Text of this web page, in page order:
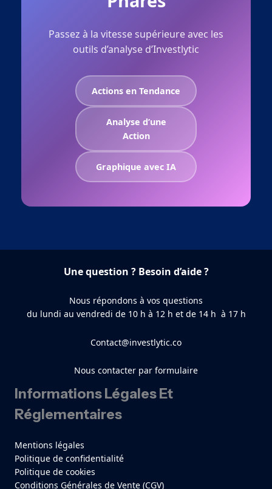
Passez à la vitesse supérieure avec les
outils d’analyse d’Investlytic
Actions en Tendance
Analyse d’une
Action
Graphique avec IA
Une question ? Besoin d’aide ?
Nous répondons à vos questions
du lundi au vendredi de 10 h à 12 h et de 14 h à 17 h
Contact@investlytic.co
Nous contacter par formulaire
Informations Légales Et
Réglementaires
Mentions légales
Politique de confidentialité
Politique de cookies
Conditions Générales de Vente (CGV)